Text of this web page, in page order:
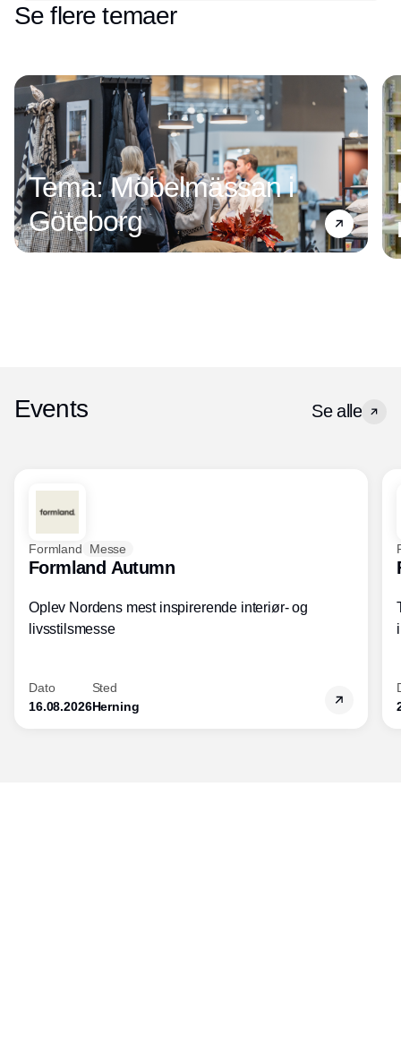
Se flere temaer
Tema: Möbelmässan i
Göteborg
Events Se alle
Formland Messe
Formland Autumn
Oplev Nordens mest inspirerende interiør- og
livsstilsmesse
Dato
16.08.2026
Sted
Herning